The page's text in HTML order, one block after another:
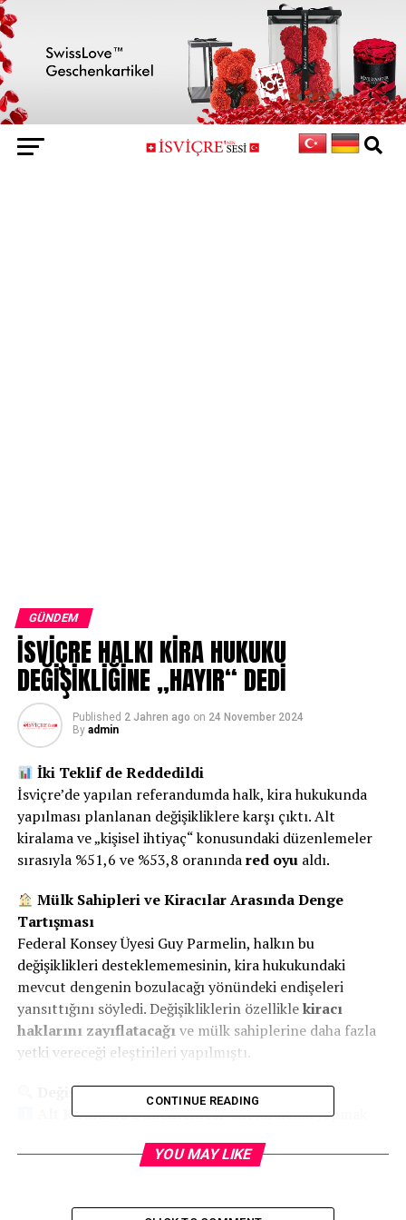
GÜNDEM
İSVİÇRE HALKI KİRA HUKUKU
DEĞİŞİKLİĞİNE „HAYIR“ DEDİ
Published 2 Jahren ago on 24 November 2024
By admin
İki Teklif de Reddedildi
İsviçre’de yapılan referandumda halk, kira hukukunda
yapılması planlanan değişikliklere karşı çıktı. Alt
kiralama ve „kişisel ihtiyaç“ konusundaki düzenlemeler
sırasıyla %51,6 ve %53,8 oranındared oyualdı.
Mülk Sahipleri ve Kiracılar Arasında Denge
Tartışması
Federal Konsey Üyesi Guy Parmelin, halkın bu
değişiklikleri desteklememesinin, kira hukukundaki
mevcut dengenin bozulacağı yönündeki endişeleri
yansıttığını söyledi. Değişikliklerin özelliklekiracı
haklarını zayıflatacağıve mülk sahiplerine daha fazla
yetki vereceği eleştirileri yapılmıştı.
Değişiklikler Neyi Amaçlıyordu?
Alt Kiralama Düzenlemesi: Alt kiralama yapmak
reddetme yetkisi getirilmek isteniyordu. Bu değişiklik,
CONTINUE READING
YOU MAY LIKE